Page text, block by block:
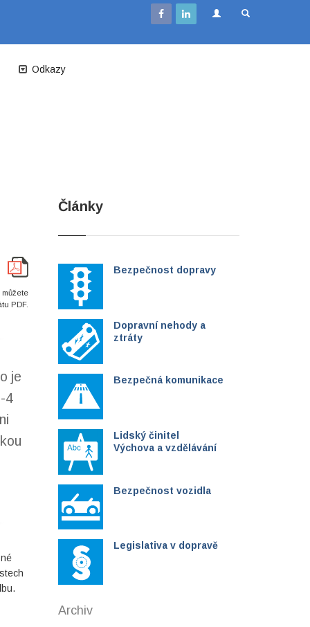
Odkazy
PDF.
je
4
Články
Bezpečnost dopravy
Dopravní nehody a
ztráty
Bezpečná komunikace
Lidský činitel
Výchova a vzdělávání
Bezpečnost vozidla
Legislativa v dopravě
Archiv